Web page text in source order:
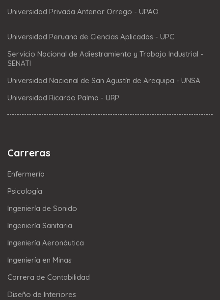
Universidad Privada Antenor Orrego - UPAO
Universidad Peruana de Ciencias Aplicadas - UPC
Servicio Nacional de Adiestramiento y Trabajo Industrial -
SENATI
Universidad Nacional de San Agustín de Arequipa - UNSA
Universidad Ricardo Palma - URP
Carreras
Enfermería
Psicología
Ingeniería de Sonido
Ingeniería Sanitaria
Ingeniería Aeronáutica
Ingeniería en Minas
Carrera de Contabilidad
Diseño de Interiores